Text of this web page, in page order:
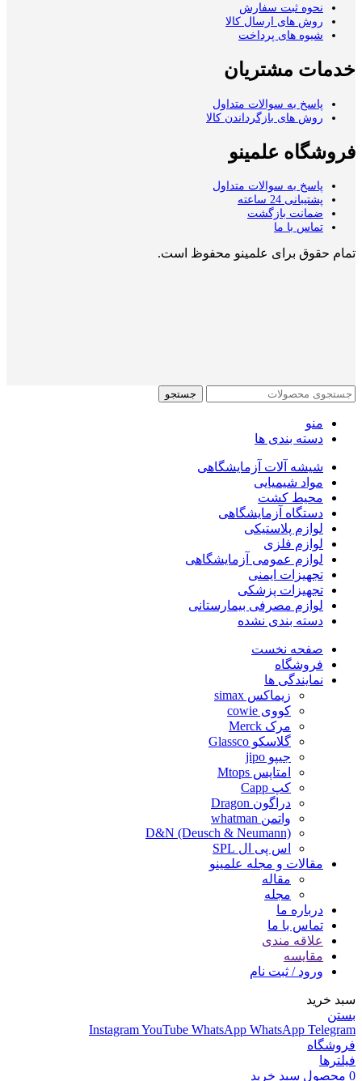
نحوه ثبت سفارش
روش های ارسال کالا
شیوه های پرداخت
خدمات مشتریان
پاسخ به سوالات متداول
روش های بازگرداندن کالا
فروشگاه علمینو
پاسخ به سوالات متداول
پشتیبانی 24 ساعته
ضمانت بازگشت
تماس با ما
تمام حقوق برای علمینو محفوظ است.
جستجو
منو
دسته بندی ها
شیشه آلات آزمایشگاهی
مواد شیمیایی
محیط کشت
دستگاه آزمایشگاهی
لوازم پلاستیکی
لوازم فلزی
لوازم عمومی آزمایشگاهی
تجهیزات ایمنی
تجهیزات پزشکی
لوازم مصرفی بیمارستانی
دسته بندی نشده
صفحه نخست
فروشگاه
نمایندگی ها
زیماکس simax
کووی cowie
مرک Merck
گلاسکو Glassco
جیپو jipo
امتاپس Mtops
کپ Capp
دراگون Dragon
واتمن whatman
D&N (Deusch & Neumann)
اس پی ال SPL
مقالات و مجله علمینو
مقاله
مجله
درباره ما
تماس با ما
علاقه مندی
مقایسه
ورود / ثبت نام
سبد خرید
بستن
InstagramYouTube WhatsApp WhatsApp Telegram
فروشگاه
فیلترها
0 محصول سبد خرید